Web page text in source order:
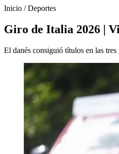
Inicio /Deportes
Giro de Italia 2026 |
El danés consiguió títulos en las